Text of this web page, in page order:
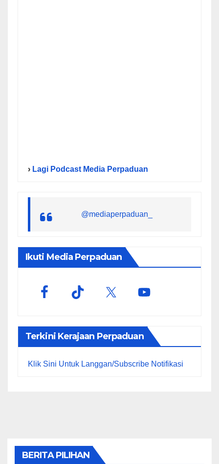
› Lagi Podcast Media Perpaduan
@mediaperpaduan_
Ikuti Media Perpaduan
Terkini Kerajaan Perpaduan
Klik Sini Untuk Langgan/Subscribe Notifikasi
BERITA PILIHAN